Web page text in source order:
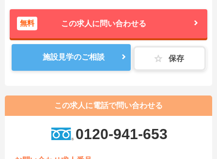
無料 この求人に問い合わせる
施設見学のご相談 保存
この求人に電話で問い合わせる
0120-941-653